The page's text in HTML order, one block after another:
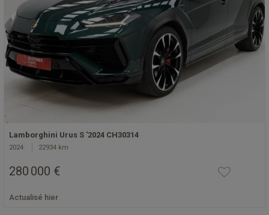
Lamborghini Urus S '2024 CH30314
2024 22934 km
280 000 €
Actualisé hier